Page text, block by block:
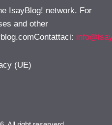
IsayBlog! network. For
and other
:
(UE)